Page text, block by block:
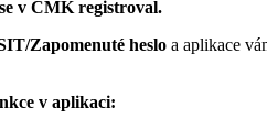
v CMK registroval.
Zapomenuté heslo a aplikace
v aplikaci: